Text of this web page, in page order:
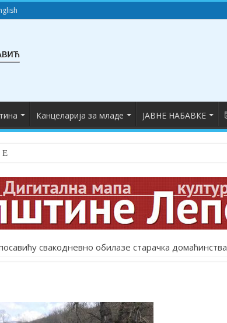
Канцеларија за младе ЈАВНЕ НАБАВКЕ
Е
свакодневно обилазе старачка домаћинства